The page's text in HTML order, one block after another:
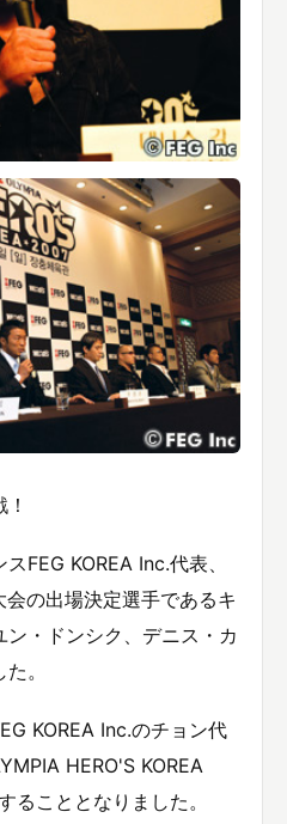
FEG KOREA Inc.代表、
の出場決定選手であるキ
・ドンシク、デニス・カ
。
KOREA Inc.のチョン代
HERO'S KOREA
ることとなりました。